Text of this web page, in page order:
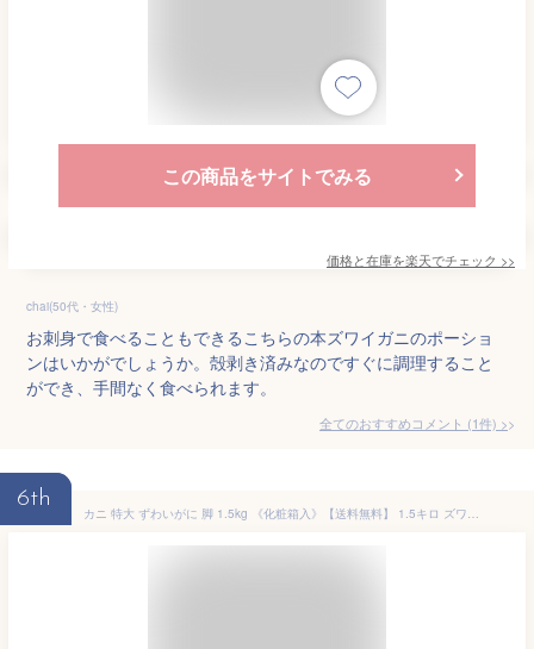
この商品をサイトでみる
価格と在庫を楽天でチェック >>
chai(50代・女性)
お刺身で食べることもできるこちらの本ズワイガニのポーショ
ンはいかがでしょうか。殻剥き済みなのですぐに調理すること
ができ、手間なく食べられます。
全てのおすすめコメント (1件) >
6th
カニ 特大 ずわいがに 脚 1.5kg 《化粧箱入》【送料無料】 1.5キロ ズワイガニ 蟹 かに ズワイ蟹 脚 ボイル ギフト 内祝 御礼 お誕生日祝 のし 熨斗